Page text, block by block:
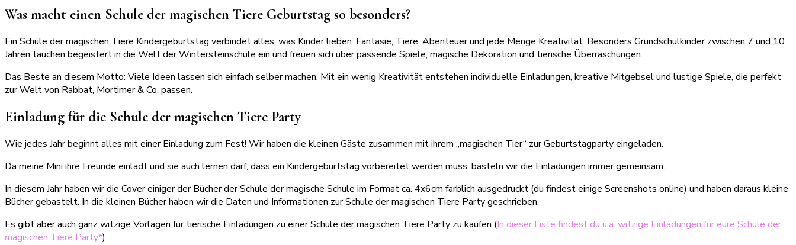
Was macht einen Schule der magischen Tiere Geburtstag so besonders?
Ein Schule der magischen Tiere Kindergeburtstag verbindet alles, was Kinder lieben: Fantasie, Tiere, Abenteuer und jede Menge Kreativität. Besonders Grundschulkinder zwischen 7 und 10
Jahren tauchen begeistert in die Welt der Wintersteinschule ein und freuen sich über passende Spiele, magische Dekoration und tierische Überraschungen.
Das Beste an diesem Motto: Viele Ideen lassen sich einfach selber machen. Mit ein wenig Kreativität entstehen individuelle Einladungen, kreative Mitgebsel und lustige Spiele, die perfekt
zur Welt von Rabbat, Mortimer & Co. passen.
Einladung für die Schule der magischen Tiere Party
Wie jedes Jahr beginnt alles mit einer Einladung zum Fest! Wir haben die kleinen Gäste zusammen mit ihrem „magischen Tier“ zur Geburtstagparty eingeladen.
Da meine Mini ihre Freunde einlädt und sie auch lernen darf, dass ein Kindergeburtstag vorbereitet werden muss, basteln wir die Einladungen immer gemeinsam.
In diesem Jahr haben wir die Cover einiger der Bücher der Schule der magische Schule im Format ca. 4x6cm farblich ausgedruckt (du findest einige Screenshots online) und haben daraus kleine
Bücher gebastelt. In die kleinen Bücher haben wir die Daten und Informationen zur Schule der magischen Tiere Party geschrieben.
Es gibt aber auch ganz witzige Vorlagen für tierische Einladungen zu einer Schule der magischen Tiere Party zu kaufen (In dieser Liste findest du u.a. witzige Einladungen für eure Schule der
magischen Tiere Party*).